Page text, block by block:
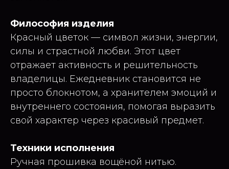
Философия изделия
Красный цветок — символ жизни, энергии,
силы и страстной любви. Этот цвет
отражает активность и решительность
владелицы. Ежедневник становится не
просто блокнотом, а хранителем эмоций и
внутреннего состояния, помогая выразить
свой характер через красивый предмет.
Техники исполнения
Ручная прошивка вощёной нитью.